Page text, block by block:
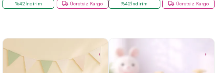
%42İndirim Ücretsiz Kargo %42İndirim Ücretsiz Kargo